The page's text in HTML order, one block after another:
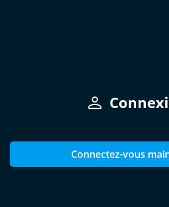
Connectez-vous